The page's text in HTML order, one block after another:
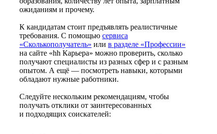
ожиданиям и прочему.
К кандидатам стоит предъявлять реалистичные
требования. С помощью сервиса
«Сколькополучатель» или в разделе «Профессии»
на сайте «hh Карьера» можно проверить, сколько
получают специалисты из разных сфер и с разным
опытом. А ещё — посмотреть навыки, которыми
обладают нужные работники.
Следуйте нескольким рекомендациям, чтобы
получать отклики от заинтересованных
и подходящих соискателей: